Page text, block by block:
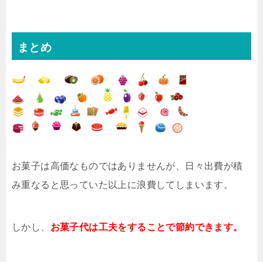
まとめ
お菓子は高価なものではありませんが、日々出費が積
み重なると思っていた以上に浪費してしまいます。
しかし、 お菓子代は工夫をすることで節約できます。